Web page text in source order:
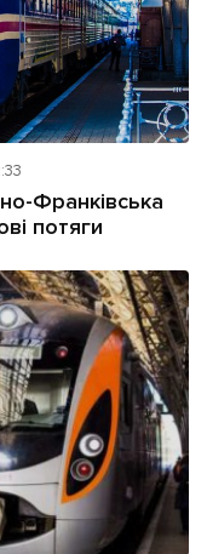
Франківська
потяги